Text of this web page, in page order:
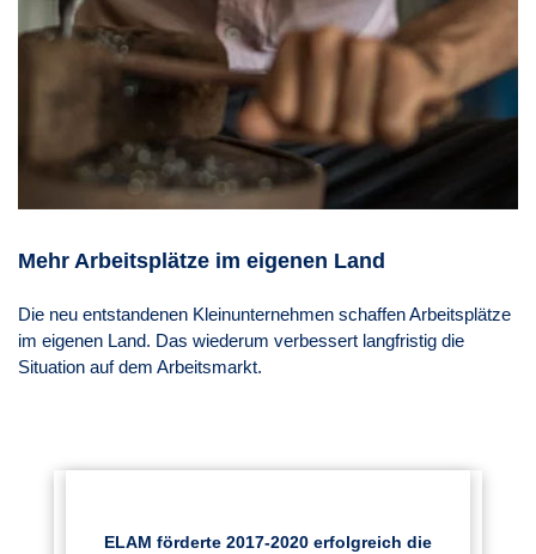
Mehr Arbeitsplätze im eigenen Land
Die neu entstandenen Kleinunternehmen schaffen Arbeitsplätze
im eigenen Land. Das wiederum verbessert langfristig die
Situation auf dem Arbeitsmarkt.
ELAM förderte 2017-2020 erfolgreich die